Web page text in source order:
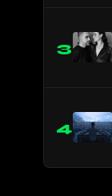
3
4